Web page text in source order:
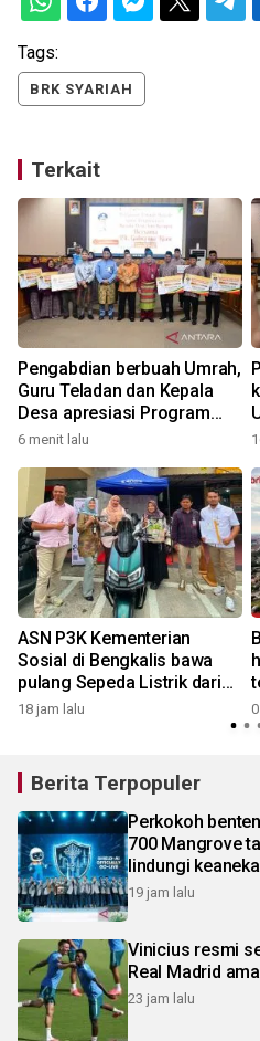
Tags:
BRK SYARIAH
Terkait
Pengabdian berbuah Umrah,
Guru Teladan dan Kepala
Desa apresiasi Program
CSR BRK Syariah
6 menit lalu
ASN P3K Kementerian
Sosial di Bengkalis bawa
pulang Sepeda Listrik dari
Program Bedelau BRK
18 jam lalu
Berita Terpopuler
Perkokoh
700 Mangrove
lindungi
19 jam lalu
Vinicius resmi
Real Madrid
23 jam lalu